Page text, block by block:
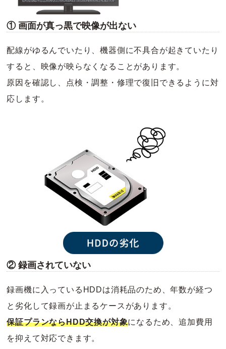
① 画面が真っ黒で映像が出ない
配線がゆるんでいたり、機器側に不具合が起きていたり
すると、映像が映らなくなることがあります。
原因を確認し、点検・調整・修理で復旧できるように対
応します。
② 録画されていない
録画機に入っているHDDは消耗品のため、年数が経つ
と劣化して録画が止まるケースがあります。
保証プランならHDD交換が対象になるため、追加費用
を抑えて対応できます。